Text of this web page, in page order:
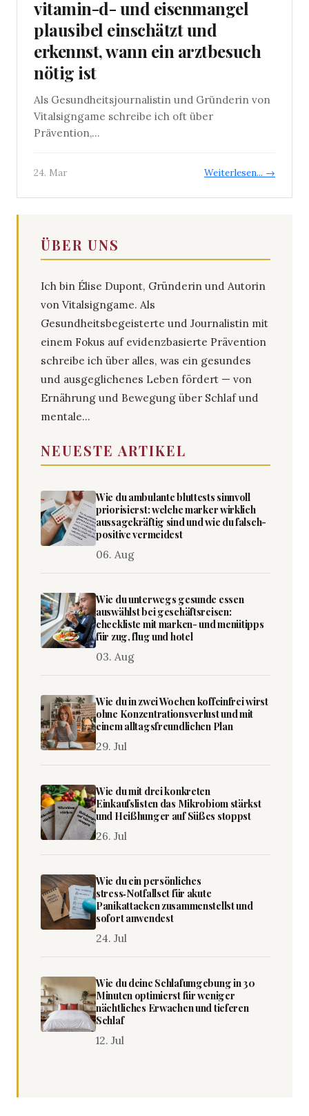
vitamin-d- und eisenmangel
plausibel einschätzt und
erkennst, wann ein arztbesuch
nötig ist
Als Gesundheitsjournalistin und Gründerin von
Vitalsigngame schreibe ich oft über
Prävention,...
24. Mar Weiterlesen... →
ÜBER UNS
Ich bin Élise Dupont, Gründerin und Autorin
von Vitalsigngame. Als
Gesundheitsbegeisterte und Journalistin mit
einem Fokus auf evidenzbasierte Prävention
schreibe ich über alles, was ein gesundes
und ausgeglichenes Leben fördert — von
Ernährung und Bewegung über Schlaf und
mentale...
NEUESTE ARTIKEL
Wie du ambulante bluttests sinnvoll
priorisierst: welche marker wirklich
aussagekräftig sind und wie du falsch-
positive vermeidest
06. Aug
Wie du unterwegs gesunde essen
auswählst bei geschäftsreisen:
checkliste mit marken- und menütipps
für zug, flug und hotel
03. Aug
Wie du in zwei Wochen koffeinfrei wirst
ohne Konzentrationsverlust und mit
einem alltagsfreundlichen Plan
29. Jul
Wie du mit drei konkreten
Einkaufslisten das Mikrobiom stärkst
und Heißhunger auf Süßes stoppst
26. Jul
Wie du ein persönliches
stress‑Notfallset für akute
Panikattacken zusammenstellst und
sofort anwendest
24. Jul
Wie du deine Schlafumgebung in 30
Minuten optimierst für weniger
nächtliches Erwachen und tieferen
Schlaf
12. Jul